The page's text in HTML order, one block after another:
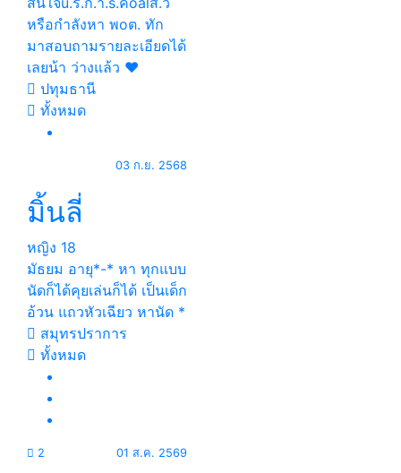
หรือกำลังหา พoต. ทัก
มาสอบถามรายละเอียดได้
เลยน้า ว่างแล้ว ❤️
ปทุมธานี
ทั้งหมด
03 ก.ย. 2568
มิ้นลี่
หญิง 18
มัธยม อายุ*-* หา ทุกแบบ
นัดก็ได้คุยเล่นก็ได้ เป็นเด็ก
อ้วน แถวหัวเฉียว หานัด *
สมุทรปราการ
ทั้งหมด
2 01 ส.ค. 2569